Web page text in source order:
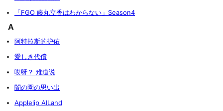
「FGO 藤丸立香はわからない」Season4
A
阿特拉斯的护佑
愛しき代償
哎呀？ 难道说
闇の園の思い出
Applelip AILand